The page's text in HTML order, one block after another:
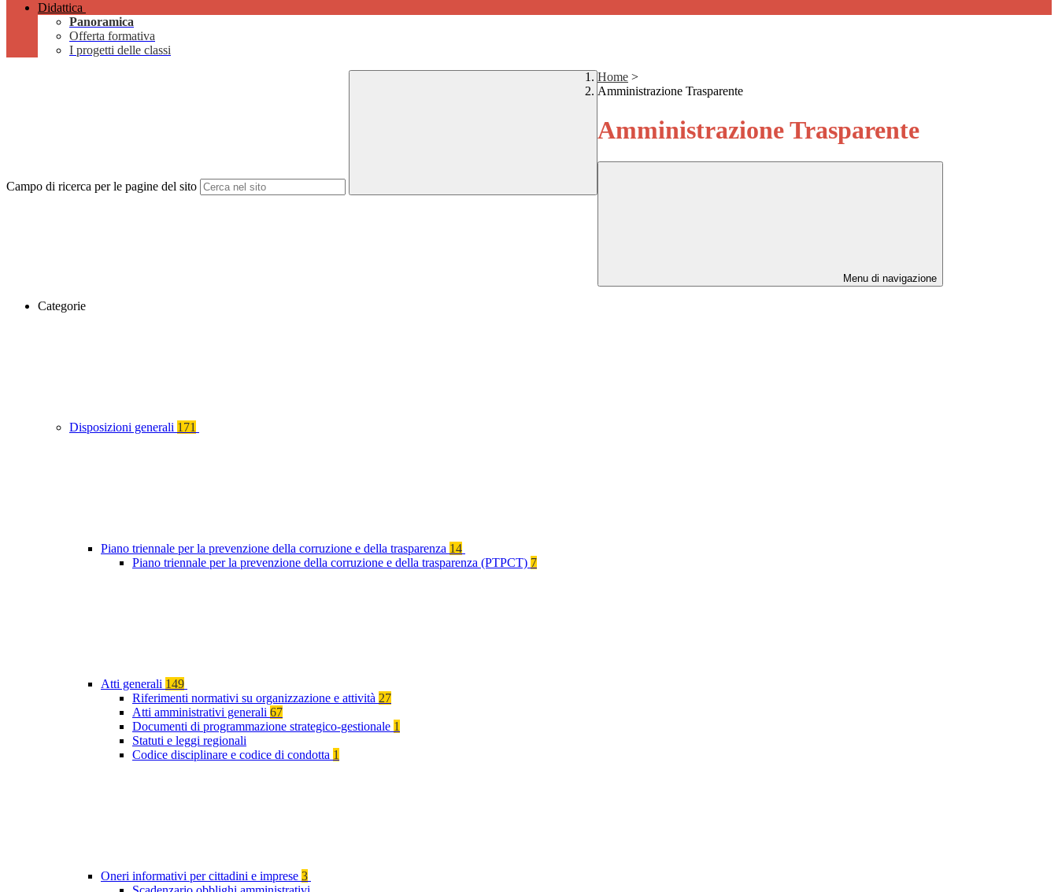
Didattica
Panoramica
Offerta formativa
I progetti delle classi
Campo di ricerca per le pagine del sito
Home >
Amministrazione Trasparente
Amministrazione Trasparente
Menu di navigazione
Categorie
Disposizioni generali 171
Piano triennale per la prevenzione della corruzione e della trasparenza 14
Piano triennale per la prevenzione della corruzione e della trasparenza (PTPCT) 7
Atti generali 149
Riferimenti normativi su organizzazione e attività 27
Atti amministrativi generali 67
Documenti di programmazione strategico-gestionale 1
Statuti e leggi regionali
Codice disciplinare e codice di condotta 1
Oneri informativi per cittadini e imprese 3